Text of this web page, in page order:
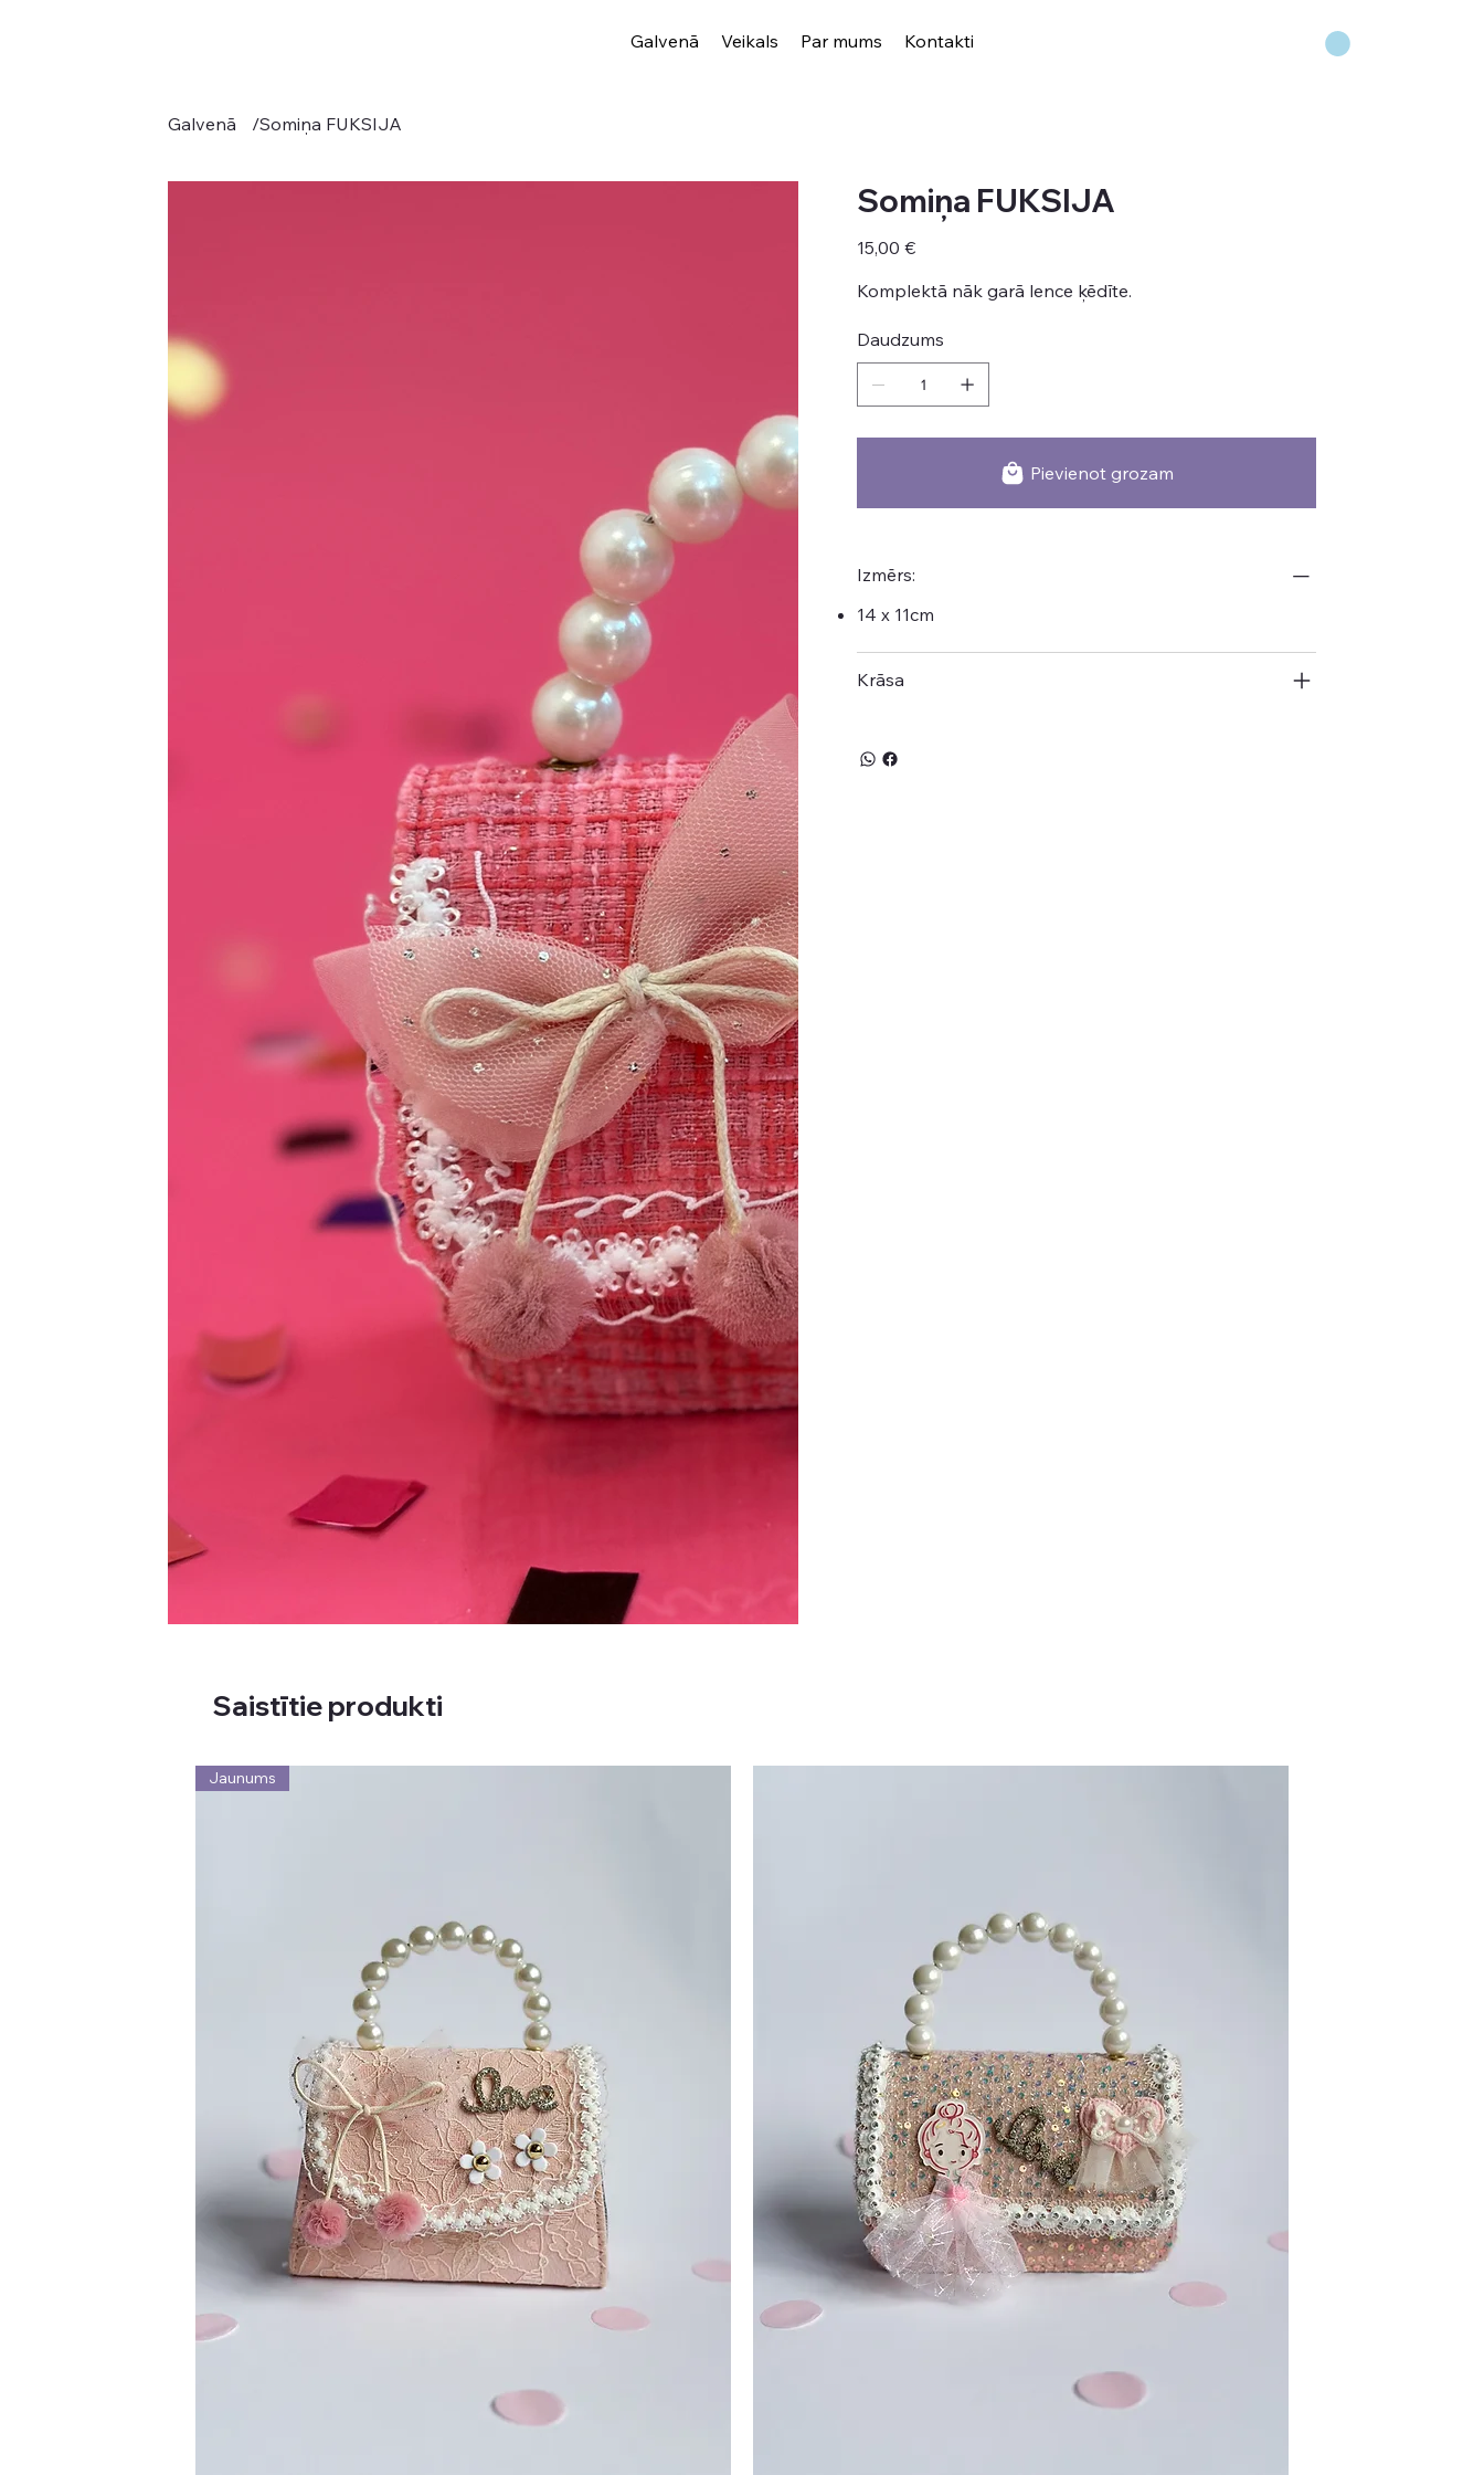
Galvenā Veikals Par mums Kontakti
Galvenā /Somiņa FUKSIJA
Somiņa FUKSIJA
15,00 €
Komplektā nāk garā lence ķēdīte.
Daudzums
Pievienot grozam
Izmērs:
14 x 11cm
Krāsa
Saistītie produkti
Jaunums